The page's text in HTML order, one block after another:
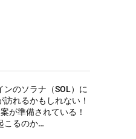
ンのソラナ（SOL）に
訪れるかもしれない！
が準備されている！
こるのか…